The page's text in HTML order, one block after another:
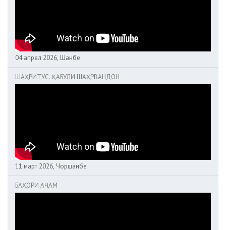
04 апрел 2026, Шанбе
ШАҲРИТУС. ҚАБУЛИ ШАҲРВАНДОН
11 март 2026, Чоршанбе
БАҲОРИ АҶАМ